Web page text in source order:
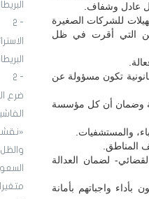
- 2
- 2
ضرع
عادل وشفاف.
للشركات الصغيرة
التي أقرت في ظل
تكون مسؤولة عن
وضمان أن كل مؤسسة
والمستشفيات.
المناطق.
لضمان العدالة
واجباتهم بأمانة